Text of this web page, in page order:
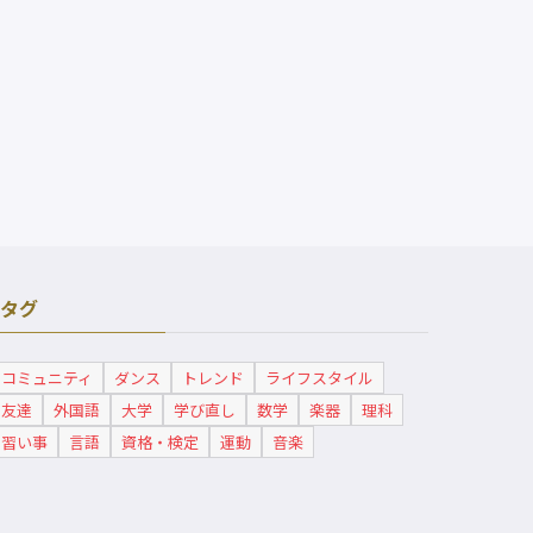
タグ
コミュニティ ダンス トレンド
ライフスタイル
友達
外国語 大学 学び直し 数学 楽器
理科
習い事
言語 資格・検定 運動 音楽